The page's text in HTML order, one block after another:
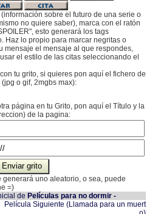
sobre el futuro de una serie o
no quiere saber), marca con el ratón
esto generará los tags
Haz lo propio para marcar negritas o
mensaje el mensaje al que respondes,
el estilo de las citas seleccionando el
tu grito, si quieres pon aquí el fichero de
(jpg o gif, 2mgbs max):
página en tu Grito, pon aquí el Título y la
de la pagina:
uno aleatorio, o sea, puede
=)
de Películas para no dormir -
Película Siguiente (Llamada para un muert